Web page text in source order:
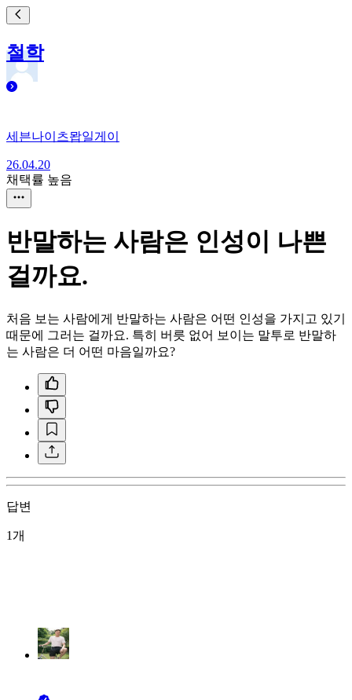
철학
세븐나이츠뫕일게이
26.04.20
채택률 높음
반말하는 사람은 인성이 나쁜
걸까요.
처음 보는 사람에게 반말하는 사람은 어떤 인성을 가지고 있기
때문에 그러는 걸까요. 특히 버릇 없어 보이는 말투로 반말하
는 사람은 더 어떤 마음일까요?
답변
1개